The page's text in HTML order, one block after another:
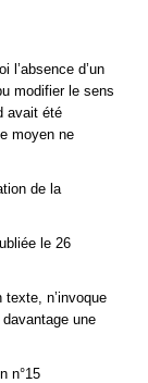
l’absence d’un
modifier le sens
avait été
moyen ne
de la
le 26
n’invoque
une
n°15